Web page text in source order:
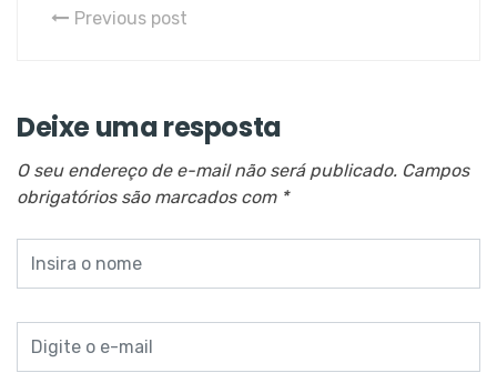
Previous post
Deixe uma resposta
O seu endereço de e-mail não será publicado. Campos
obrigatórios são marcados com *